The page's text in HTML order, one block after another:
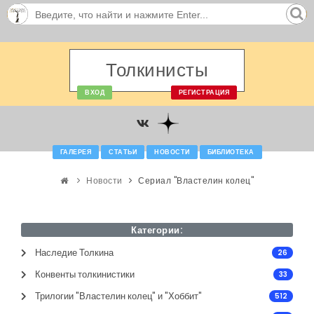
Толкинисты
ВХОД РЕГИСТРАЦИЯ
ГАЛЕРЕЯ СТАТЬИ НОВОСТИ БИБЛИОТЕКА
Новости Сериал "Властелин колец"
Категории:
Наследие Толкина
26
Конвенты толкинистики 33
Трилогии "Властелин колец" и "Хоббит" 512